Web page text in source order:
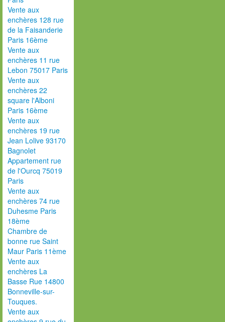
Vente aux
enchères 128 rue
de la Faisanderie
Paris 16ème
Vente aux
enchères 11 rue
Lebon 75017 Paris
Vente aux
enchères 22
square l'Alboni
Paris 16ème
Vente aux
enchères 19 rue
Jean Lolive 93170
Bagnolet
Appartement rue
de l'Ourcq 75019
Paris
Vente aux
enchères 74 rue
Duhesme Paris
18ème
Chambre de
bonne rue Saint
Maur Paris 11ème
Vente aux
enchères La
Basse Rue 14800
Bonneville-sur-
Touques.
Vente aux